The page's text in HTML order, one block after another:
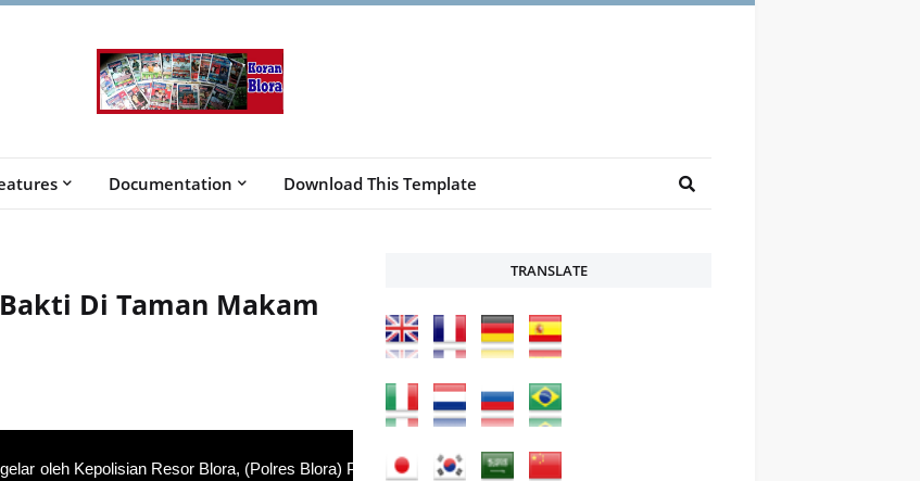
Documentation Download This Template
Di Taman Makam
oleh Kepolisian Resor Blora, (Polres Blora) Polda Jawa
TRANSLATE